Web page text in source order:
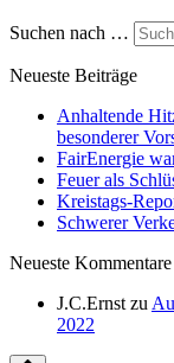
Suchen nach …
Neueste Beiträge
Anhaltende
besonderer
FairEnergie
Feuer als
Kreistags-
Schwerer
Neueste Kommentare
J.C.Ernst zu
2022